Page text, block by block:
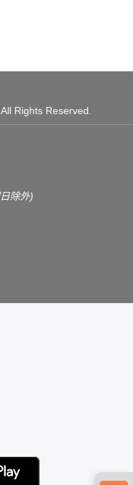
All Rights Reserved.
除外)